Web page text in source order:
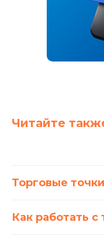
Читайте
Торговые
Как работать с
Замена ФН
Касса в
Подключение к
Блог
Техподдержка